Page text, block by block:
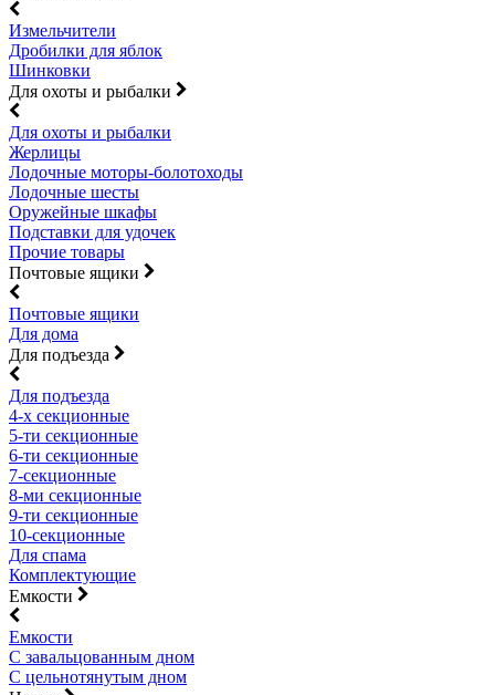
Измельчители
Дробилки для яблок
Шинковки
Для охоты и рыбалки
Для охоты и рыбалки
Жерлицы
Лодочные моторы-болотоходы
Лодочные шесты
Оружейные шкафы
Подставки для удочек
Прочие товары
Почтовые ящики
Почтовые ящики
Для дома
Для подъезда
Для подъезда
4-х секционные
5-ти секционные
6-ти секционные
7-секционные
8-ми секционные
9-ти секционные
10-секционные
Для спама
Комплектующие
Емкости
Емкости
С завальцованным дном
С цельнотянутым дном